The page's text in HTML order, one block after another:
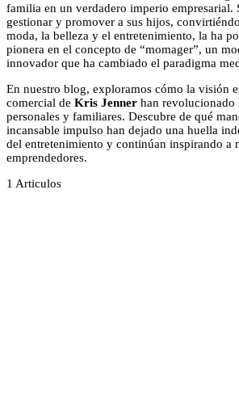
familia en un verdadero imperio empresarial.
gestionar y promover a sus hijos,
moda, la belleza y el entretenimiento, la ha
pionera en el concepto de “momager”, un
innovador que ha cambiado el paradigma
En nuestro blog, exploramos cómo la visión
comercial de Kris Jenner han revolucionado
personales y familiares. Descubre de qué
incansable impulso han dejado una huella
del entretenimiento y continúan inspirando a
emprendedores.
1 Articulos